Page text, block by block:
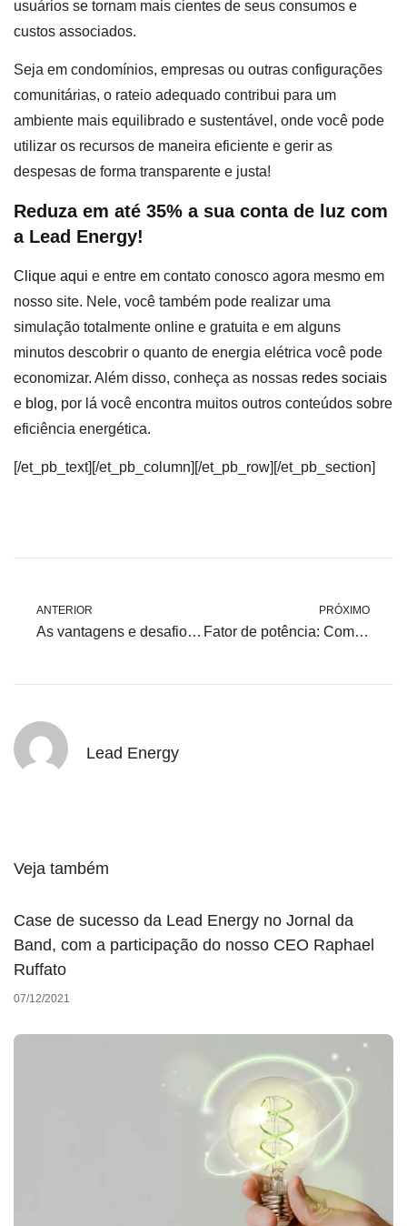
usuários se tornam mais cientes de seus consumos e
custos associados.
Seja em condomínios, empresas ou outras configurações
comunitárias, o rateio adequado contribui para um
ambiente mais equilibrado e sustentável, onde você pode
utilizar os recursos de maneira eficiente e gerir as
despesas de forma transparente e justa!
Reduza em até 35% a sua conta de luz com
a Lead Energy!
Clique aqui e entre em contato conosco agora mesmo em
nosso site. Nele, você também pode realizar uma
simulação totalmente online e gratuita e em alguns
minutos descobrir o quanto de energia elétrica você pode
economizar. Além disso, conheça as nossas redes sociais
e blog, por lá você encontra muitos outros conteúdos sobre
eficiência energética.
[/et_pb_text][/et_pb_column][/et_pb_row][/et_pb_section]
ANTERIOR
As vantagens e desafios dos medidores de energia inteligentes
PRÓXIMO
Fator de potência: Como corrigir?
Lead Energy
Veja também
Case de sucesso da Lead Energy no Jornal da
Band, com a participação do nosso CEO Raphael
Ruffato
07/12/2021